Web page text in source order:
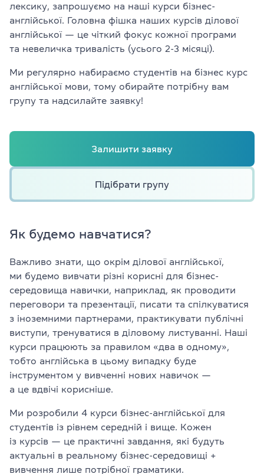
Мова сайту RU UK
(044) 580 11 00
(063) 580 11 00
(098) 580 11 00
м. Київ, метро Золоті Ворота, вул. Ярославів Вал, 13/2-б,
лексику, запрошуємо на наші курси бізнес-
англійської. Головна фішка наших курсів ділової
англійської — це чіткий фокус кожної програми
та невеличка тривалість (усього 2-3 місяці).
Ми регулярно набираємо студентів на бізнес курс
англійської мови, тому обирайте потрібну вам
групу та надсилайте заявку!
Залишити заявку
Підібрати групу
Як будемо навчатися?
Важливо знати, що окрім ділової англійської,
ми будемо вивчати різні корисні для бізнес-
середовища навички, наприклад, як проводити
переговори та презентації, писати та спілкуватися
з іноземними партнерами, практикувати публічні
виступи, тренуватися в діловому листуванні. Наші
курси працюють за правилом «два в одному»,
тобто англійська в цьому випадку буде
інструментом у вивченні нових навичок —
а це вдвічі корисніше.
Ми розробили 4 курси бізнес-англійської для
студентів із рівнем середній і вище. Кожен
із курсів — це практичні завдання, які будуть
актуальні в реальному бізнес-середовищі +
вивчення лише потрібної граматики.